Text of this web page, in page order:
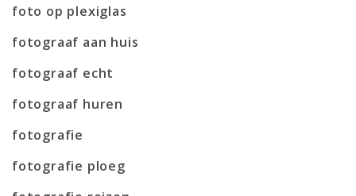
foto op plexiglas
fotograaf aan huis
fotograaf echt
fotograaf huren
fotografie
fotografie ploeg